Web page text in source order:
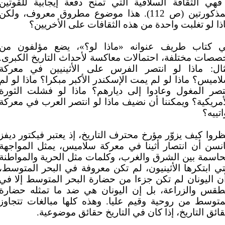
الثقافة السلافية التي تمنح دفعة إيجابية
المذكورتين (ص 112). هذا موضوع مطروق معروف،
لو تغلبت واحدة من هذه الثقافات على الأخريين؟
كتاب طريف عنوانه «ماذا لو؟»، يضع مؤلفون
مختلفة، احتمالات معاكسة لأحداث التاريخ
ماذا لو انتصر الفرس على الأثينيين في
ماذا لو لم يمت الإسكندر الأكبر مبكرا؟ ماذا لو
المغول وعادوا إلى ديارهم؟ ماذا لو فشلت
ويمكننا أن نضيف ماذا لو انتصر العرب في
كيف يزوّر مؤرخ محترف التاريخ، إذ يعتبر فيكتور
أن انتصار أثينا في معركة سلاميس، يمثل
بين الشرق والغرب، وكلمات مثل الحرية
ابتكرها الأثينيون، لم تكن معروفة في البحر
اليونان لم تكن جزءا من حضارة البحر المتوسط إلا
والزراعة، بل إن اليونان هي ضد ما تمثله
من روحية وقيم عليا. وهذه كلها مبالغات
التاريخ، إذا كان في التاريخ حقائق موضوعية.